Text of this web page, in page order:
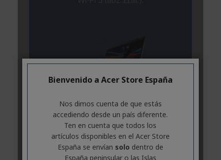
Bienvenido a Acer Store España
Nos dimos cuenta de que estás
accediendo desde un país diferente.
Ten en cuenta que todos los
artículos disponibles en el Acer Store
España se envían solo dentro de
España peninsular o las Islas